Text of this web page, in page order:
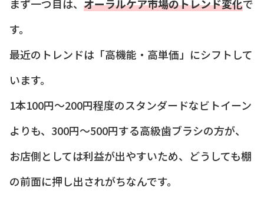
まず一つ目は、 オーラルケア市場のトレンド変化で
す。
最近のトレンドは「高機能・高単価」にシフトして
います。
1本100円〜200円程度のスタンダードなビトイーン
よりも、300円〜500円する高級歯ブラシの方が、
お店側としては利益が出やすいため、どうしても棚
の前面に押し出されがちなんです。